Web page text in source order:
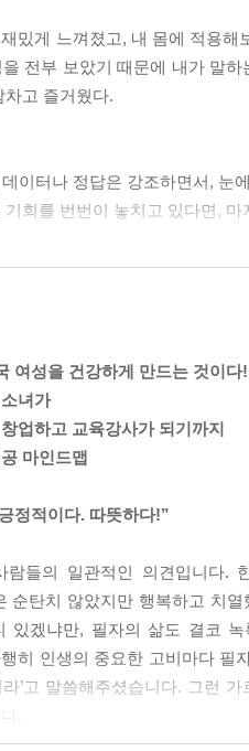
밌게 느껴졌고, 내 몸에 적용
전부 보았기 때문에 내가 말
차고 즐거웠다.
이터나 정답은 강조하면서, 눈
기회를 번번이 놓치고 있다면,
안 될 것 같은 두려움이 사라
‘가서 만나라’는 스승님의 가르
서 배우고 성장했다. 공부보다
황금 인맥은 내가 만드는 것이
했다. 나는 고등학교 이후로
당연히 뽑겠다.’ 그 정도로
없는 포인트를 꼭 찾아내기를 바
여성을 건강하게 만드는 것이다
녀가
업하고 교육강사가 되기까지
마인드맵
정적이다. 따뜻하다!”
람들의 일관적인 의견입니다.
순탄치 않았지만 행복하고 치
있겠냐만, 필자의 삶도 결코
히 인생의 중요한 고비마다 필
’고 말씀해주셨습니다. 그런